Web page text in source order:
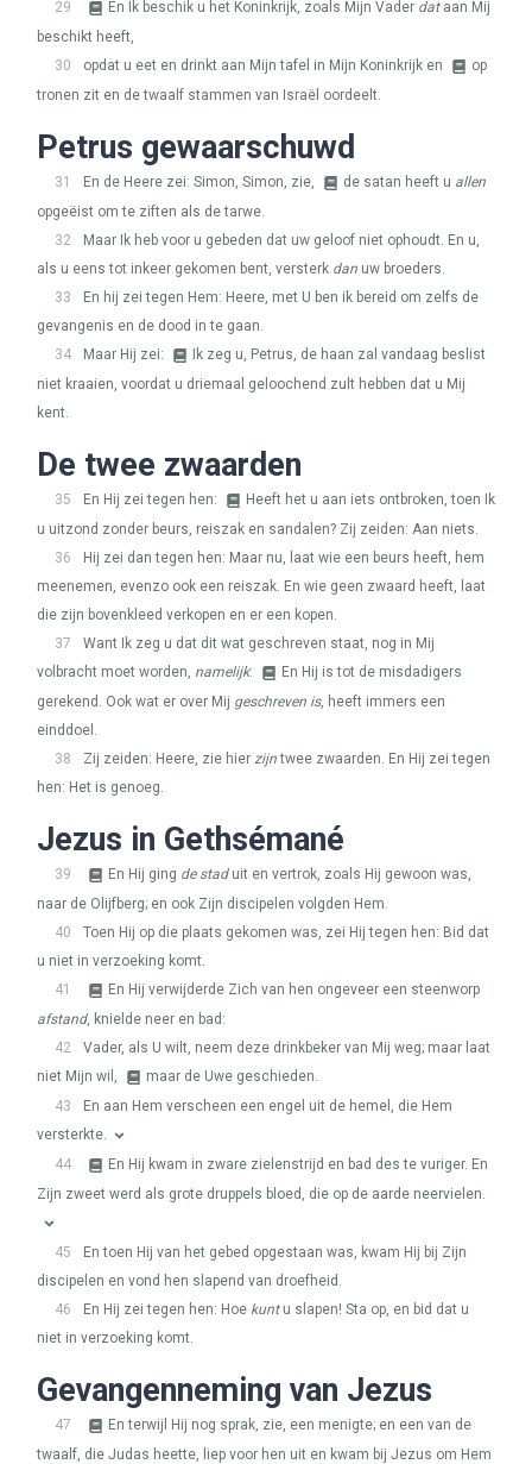
29 En Ik beschik u het Koninkrijk, zoals Mijn Vader dataan Mij
beschikt heeft,
30
opdat u eet en drinkt aan Mijn tafel in Mijn Koninkrijk en
op
tronen zit en de twaalf stammen van Israël oordeelt.
Petrus gewaarschuwd
31 En de Heere zei: Simon, Simon, zie, de satan heeft u allen
opgeëist om te ziften als de tarwe.
32
Maar Ik heb voor u gebeden dat uw geloof niet ophoudt. En u,
als u eens tot inkeer gekomen bent, versterk dan uw broeders.
33
En hij zei tegen Hem: Heere, met U ben ik bereid om zelfs de
gevangenis en de dood in te gaan.
34
Maar Hij zei:
Ik zeg u, Petrus, de haan zal vandaag beslist
niet kraaien, voordat u driemaal geloochend zult hebben dat u Mij
kent.
De twee zwaarden
35 En Hij zei tegen hen:
Heeft het u aan iets ontbroken, toen Ik
u uitzond zonder beurs, reiszak en sandalen? Zij zeiden: Aan niets.
36
Hij zei dan tegen hen: Maar nu, laat wie een beurs heeft, hem
meenemen, evenzo ook een reiszak. En wie geen zwaard heeft, laat
die zijn bovenkleed verkopen en er een kopen.
37
Want Ik zeg u dat dit wat geschreven staat, nog in Mij
volbracht moet worden, namelijk:
En Hij is tot de misdadigers
gerekend. Ook wat er over Mij geschreven is, heeft immers een
einddoel.
38
Zij zeiden: Heere, zie hier zijntwee zwaarden. En Hij zei tegen
hen: Het is genoeg.
Jezus in Gethsémané
39 En Hij ging de staduit en vertrok, zoals Hij gewoon was,
naar de Olijfberg; en ook Zijn discipelen volgden Hem.
40
Toen Hij op die plaats gekomen was, zei Hij tegen hen: Bid dat
u niet in verzoeking komt.
41
En Hij verwijderde Zich van hen ongeveer een steenworp
afstand, knielde neer en bad:
42
Vader, als U wilt, neem deze drinkbeker van Mij weg; maar laat
niet Mijn wil,
maar de Uwe geschieden.
43
En aan Hem verscheen een engel uit de hemel, die Hem
versterkte.
44
En Hij kwam in zware zielenstrijd en bad des te vuriger. En
Zijn zweet werd als grote druppels bloed, die op de aarde neervielen.
45
En toen Hij van het gebed opgestaan was, kwam Hij bij Zijn
discipelen en vond hen slapend van droefheid.
46
En Hij zei tegen hen: Hoe kuntu slapen! Sta op, en bid dat u
niet in verzoeking komt.
Gevangenneming van Jezus
47
En terwijl Hij nog sprak, zie, een menigte; en een van de
twaalf, die Judas heette, liep voor hen uit en kwam bij Jezus om Hem